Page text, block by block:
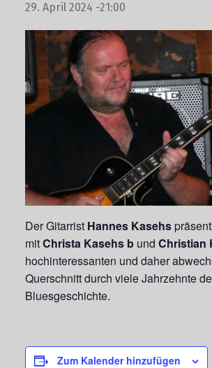
29. April 2024 -21:00
Der Gitarrist Hannes Kasehs
mitChrista Kasehs b und Christian
hochinteressanten und daher
Querschnitt durch viele Jahrzehnte
Bluesgeschichte.
Zum Kalender hinzufügen